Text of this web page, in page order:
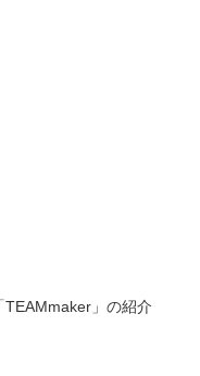
TEAMmaker」の紹介